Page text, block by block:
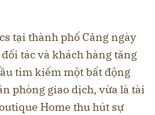
tại thành phố Cảng ngày
tác và khách hàng tăng
tìm kiếm một bất động
phòng giao dịch, vừa là tài
Home thu hút sự